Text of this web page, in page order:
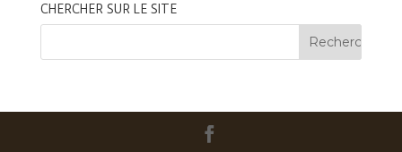
CHERCHER SUR LE SITE